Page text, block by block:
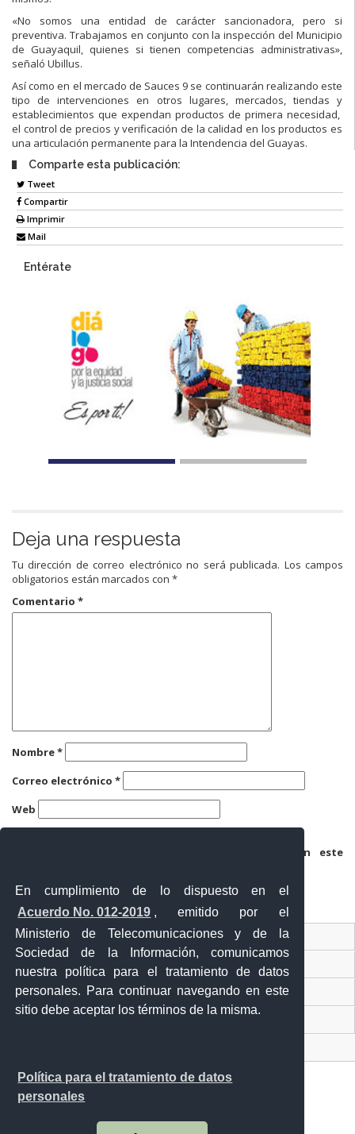
En cumplimiento de lo dispuesto en el
Acuerdo No. 012-2019 , emitido por el
Ministerio de Telecomunicaciones y de la
Sociedad de la Información, comunicamos
nuestra política para el tratamiento de datos
personales. Para continuar navegando en este
sitio debe aceptar los términos de la misma.
Política para el tratamiento de datos
personales
«No somos una entidad de carácter sancionadora, pero si
preventiva. Trabajamos en conjunto con la inspección del Municipio
de Guayaquil, quienes si tienen competencias administrativas»,
señaló Ubillus.
Así como en el mercado de Sauces 9 se continuarán realizando este
tipo de intervenciones en otros lugares, mercados, tiendas y
establecimientos que expendan productos de primera necesidad,
el control de precios y verificación de la calidad en los productos es
una articulación permanente para la Intendencia del Guayas.
Comparte esta publicación:
Tweet
Compartir
Imprimir
Mail
Entérate
Deja una respuesta
Tu dirección de correo electrónico no será publicada. Los campos
obligatorios están marcados con *
Comentario *
Nombre*
Correo electrónico *
Web
Guarda mi nombre, correo electrónico y web en este
Ventanilla Única Virtual
Ventanilla Única de Comercio Exterior
Gobierno Abierto